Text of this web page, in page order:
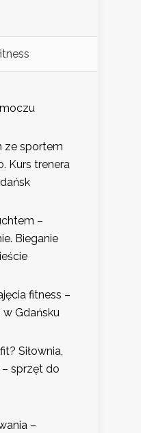
ze sportem
Kurs trenera
–
Bieganie
fitness –
w Gdańsku
Siłownia,
sprzęt do
–